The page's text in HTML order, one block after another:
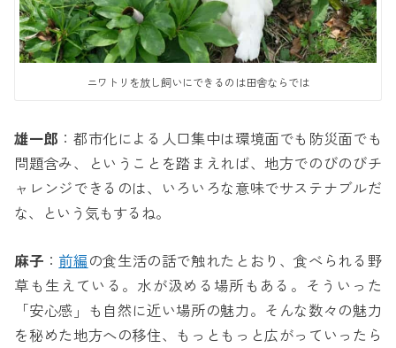
ニワトリを放し飼いにできるのは田舎ならでは
雄一郎 ：都市化による人口集中は環境面でも防災面でも
問題含み、ということを踏まえれば、地方でのびのびチ
ャレンジできるのは、いろいろな意味でサステナブルだ
な、という気もするね。
麻子 ： 前編の食生活の話で触れたとおり、食べられる野
草も生えている。水が汲める場所もある。そういった
「安心感」も自然に近い場所の魅力。そんな数々の魅力
を秘めた地方への移住、もっともっと広がっていったら